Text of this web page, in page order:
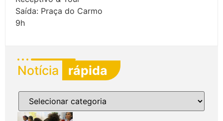
Saída: Praça do Carmo
9h
Notícia rápida